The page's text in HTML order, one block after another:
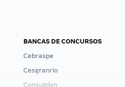
BANCAS DE CONCURSOS
Cebraspe
Cesgranrio
Consulplan